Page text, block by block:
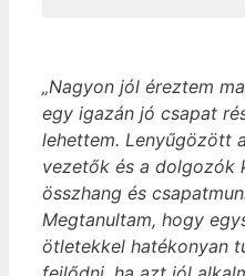
„Nagyon jól éreztem
egy igazán jó csapat
lehettem. Lenyűgözött a
vezetők és a dolgozók
összhang és
Megtanultam, hogy
ötletekkel hatékonyan